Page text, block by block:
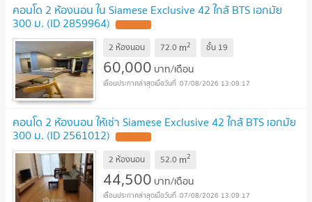
คอนโด 2 ห้องนอน ใน Siamese Exclusive 42 ใกล้ BTS เอกมัย
300 ม. (ID 2859964)
2 ห้องนอน 72.0 m2 ชั้น 19
60,000 บาท/เดือน
07/08/2026 13:09:17
คอนโด 2 ห้องนอน ให้เช่า Siamese Exclusive 42 ใกล้ BTS เอกมัย
300 ม. (ID 2561012)
2 ห้องนอน 52.0 m2
44,500 บาท/เดือน
07/08/2026 13:09:17